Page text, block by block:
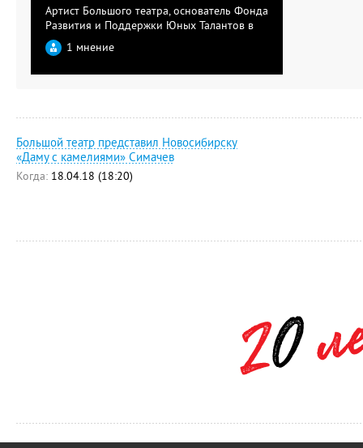
Артист Большого театра, основатель Фонда
Развития и Поддержки Юных Талантов в
Области Культуры и Искусства, наследник
известной и уважаемой балетной
1 мнение
Большой театр представил Новосибирску
«Даму с камелиями» Симачев
Когда: 18.04.18 (18:20)